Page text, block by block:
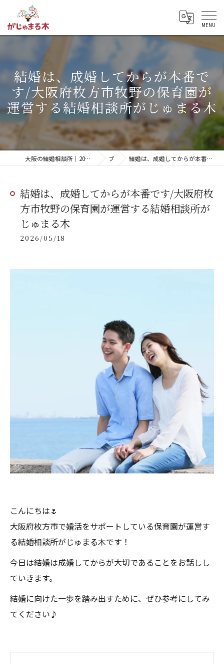
結婚は、成婚してからが本番で
す/大阪府枚方市牧野の保育園が
運営する結婚相談所がじゅまる木
大阪の結婚相談所｜20代・無料相談・明瞭な料金「がじゅまる木」【枚方市】 ブログ 結婚は、成婚してからが本番です/大阪府枚方市牧野の保育園が運営する結婚相談所がじゅまる木
結婚は、成婚してからが本番です/大阪府枚
方市牧野の保育園が運営する結婚相談所が
じゅまる木
2026/05/18
こんにちは🌷
大阪府枚方市で婚活をサポートしている保育園が運営す
る結婚相談所がじゅまる木です！
今日は結婚は成婚してからが大切であることをお話しし
ていきます。
結婚に向けた一歩を踏み出すために、ぜひ参考にしてみ
てください♪